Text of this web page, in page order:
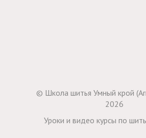
© Школа шитья Умный крой
2026
Уроки и видео курсы по